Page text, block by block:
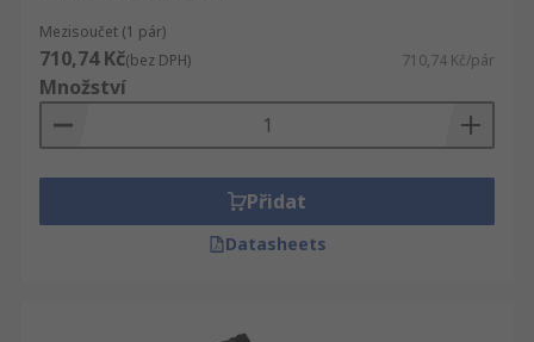
Mezisoučet (1 pár)
710,74 Kč(bez DPH) 710,74 Kč/pár
Množství
Přidat
Datasheets